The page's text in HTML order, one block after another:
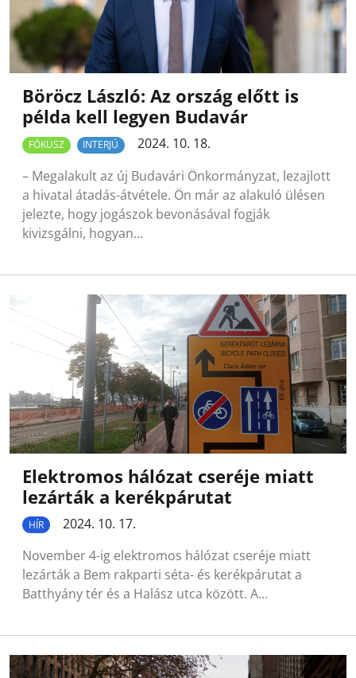
Böröcz László: Az ország előtt is
példa kell legyen Budavár
FÓKUSZ INTERJÚ
2024. 10. 18.
– Megalakult az új Budavári Önkormányzat, lezajlott
a hivatal átadás-átvétele. Ön már az alakuló ülésen
jelezte, hogy jogászok bevonásával fogják
kivizsgálni, hogyan…
Elektromos hálózat cseréje miatt
lezárták a kerékpárutat
HÍR
2024. 10. 17.
November 4-ig elektromos hálózat cseréje miatt
lezárták a Bem rakparti séta- és kerékpárutat a
Batthyány tér és a Halász utca között. A…